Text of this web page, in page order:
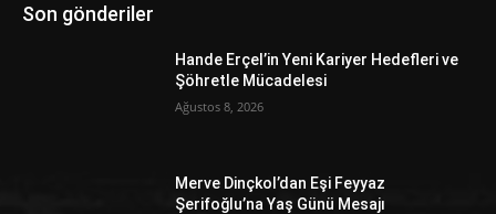
Son gönderiler
Hande Erçel’in Yeni Kariyer Hedefleri ve
Şöhretle Mücadelesi
Ağustos 8, 2026
Merve Dinçkol’dan Eşi Feyyaz
Şerifoğlu’na Yaş Günü Mesajı